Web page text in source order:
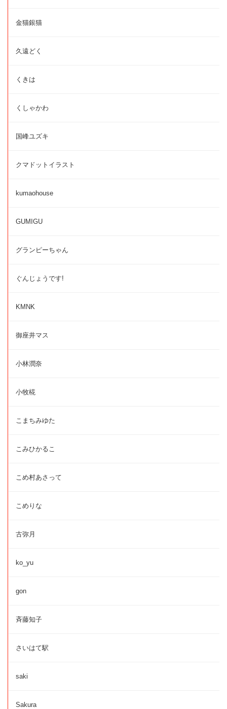
金猫銀猫
久遠どく
くきは
くしゃかわ
国峰ユズキ
クマドットイラスト
kumaohouse
GUMIGU
グランピーちゃん
ぐんじょうです!
KMNK
御座井マス
小林潤奈
小牧椛
こまちみゆた
こみひかるこ
こめ村あさって
こめりな
古弥月
ko_yu
gon
斉藤知子
さいはて駅
saki
Sakura